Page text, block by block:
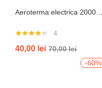
4.25din 5
4
40,00 lei 70,00lei
-60%